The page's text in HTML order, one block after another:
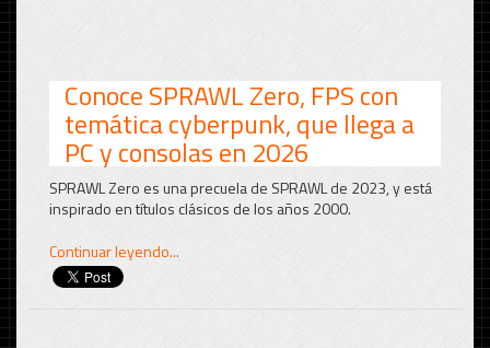
Conoce SPRAWL Zero, FPS con
temática cyberpunk, que llega a
PC y consolas en 2026
SPRAWL Zero es una precuela de SPRAWL de 2023, y está
inspirado en títulos clásicos de los años 2000.
Continuar leyendo...